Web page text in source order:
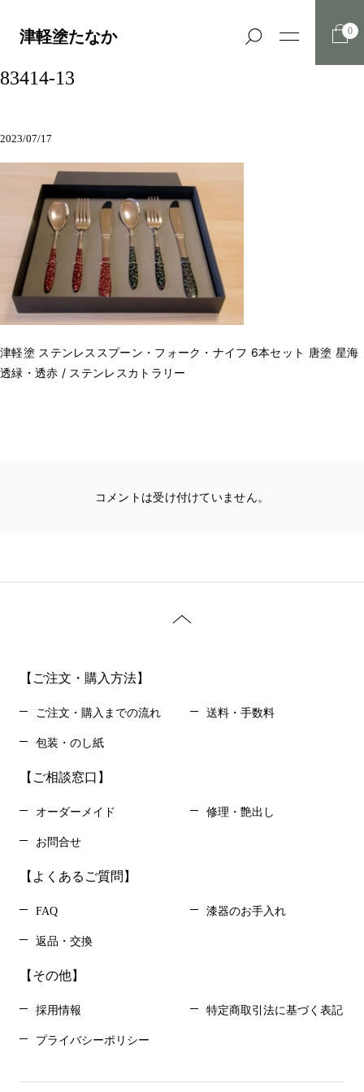
津軽塗たなか 0
83414-13
2023/07/17
津軽塗 ステンレススプーン・フォーク・ナイフ 6本セット 唐塗 星海
透緑・透赤 / ステンレスカトラリー
コメントは受け付けていません。
【ご注文・購入方法】
ご注文・購入までの流れ 送料・手数料
包装・のし紙
【ご相談窓口】
オーダーメイド 修理・艶出し
お問合せ
【よくあるご質問】
FAQ 漆器のお手入れ
返品・交換
【その他】
採用情報 特定商取引法に基づく表記
プライバシーポリシー